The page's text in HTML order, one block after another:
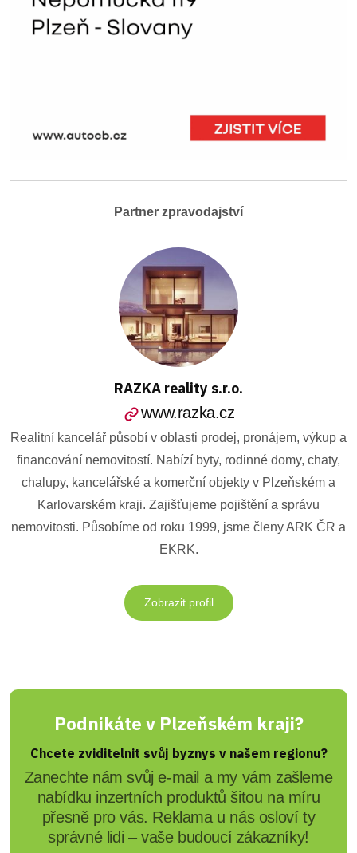
Partner zpravodajství
RAZKA reality s.r.o.
www.razka.cz
Realitní kancelář působí v oblasti prodej, pronájem, výkup a
financování nemovitostí. Nabízí byty, rodinné domy, chaty,
chalupy, kancelářské a komerční objekty v Plzeňském a
Karlovarském kraji. Zajišťujeme pojištění a správu
nemovitosti. Působíme od roku 1999, jsme členy ARK ČR a
EKRK.
Zobrazit profil
Podnikáte v Plzeňském kraji?
Chcete zviditelnit svůj byznys v našem regionu?
Zanechte nám svůj e-mail a my vám zašleme
nabídku inzertních produktů šitou na míru
přesně pro vás. Reklama u nás osloví ty
správné lidi – vaše budoucí zákazníky!